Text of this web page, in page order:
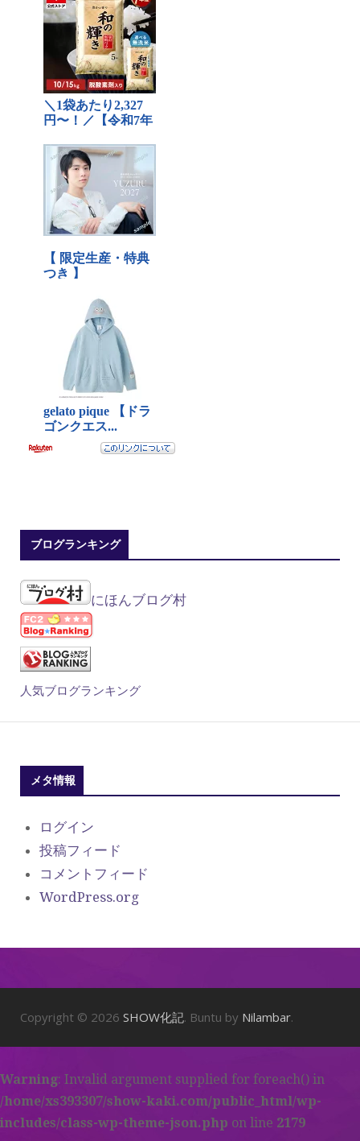
ブログランキング
にほんブログ村
人気ブログランキング
メタ情報
ログイン
投稿フィード
コメントフィード
WordPress.org
Copyright © 2026 SHOW化記. Buntu by Nilambar.
Warning: Invalid argument supplied for foreach() in
/home/xs393307/show-kaki.com/public_html/wp-
includes/class-wp-theme-json.php on line 2179